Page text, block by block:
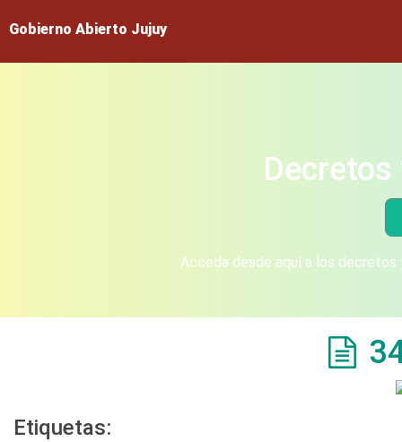
Gobierno Abierto Jujuy
Acceda desde aquí a los
Etiquetas: